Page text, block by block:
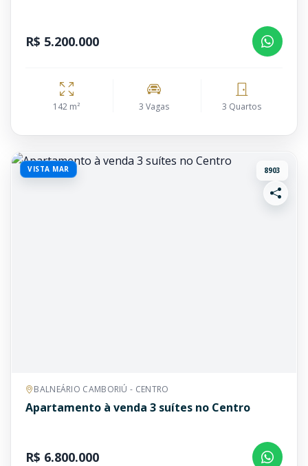
R$ 5.200.000
142 m² 3 Vagas 3 Quartos
VISTA MAR 8903
BALNEÁRIO CAMBORIÚ - CENTRO
Apartamento à venda 3 suítes no Centro
R$ 6.800.000